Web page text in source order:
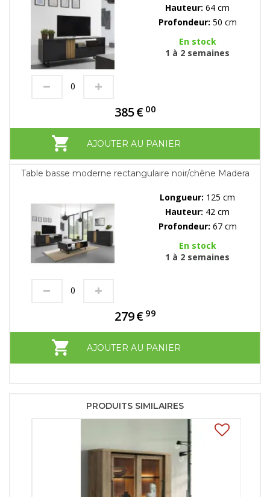
Hauteur: 64 cm
Profondeur: 50 cm
En stock
1 à 2 semaines
385€ 00
AJOUTER AU PANIER
Table basse moderne rectangulaire noir/chêne Madera
Longueur: 125 cm
Hauteur: 42 cm
Profondeur: 67 cm
En stock
1 à 2 semaines
279€ 99
AJOUTER AU PANIER
PRODUITS SIMILAIRES